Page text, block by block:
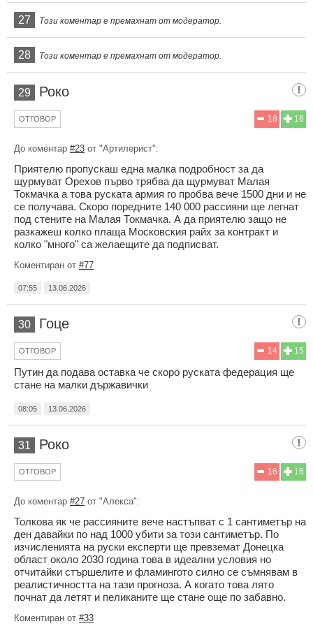
27 Този коментар е премахнат от модератор.
28 Този коментар е премахнат от модератор.
29 Роко
16
18
ОТГОВОР
До коментар #23 от "Артилерист":
Приятелю пропускаш една малка подробност за да
щурмуват Орехов първо трябва да щурмуват Малая
Токмачка а това руската армия го пробва вече 1500 дни и не
се получава. Скоро поредните 140 000 рассияни ще легнат
под стените на Малая Токмачка. А да приятелю защо не
разкажеш колко плаща Московския райх за контракт и
колко "много" са желаещите да подписват.
Коментиран от #77
07:55 13.06.2026
30 Гоце
15
14
ОТГОВОР
Путин да подава оставка че скоро руската федерация ще
стане на малки държавички
08:05 13.06.2026
31 Роко
16
16
ОТГОВОР
До коментар #27 от "Алекса":
Толкова як че рассияните вече настъпват с 1 сантиметър на
ден давайки по над 1000 убити за този сантиметър. По
изчисленията на руски експерти ще превземат Донецка
област около 2030 година това в идеални условия но
отчитайки стършелите и фламингото силно се съмнявам в
реалистичността на тази прогноза. А когато това лято
почнат да летят и пеликаните ще стане още по забавно.
Коментиран от #33